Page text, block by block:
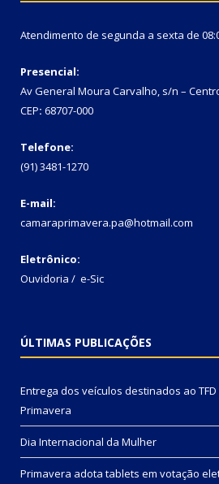
Atendimento de segunda a sexta de
Presencial:
Av General Moura Carvalho, s/n –
CEP: 68707-000
Telefone:
(91) 3481-1270
E-mail:
camaraprimavera.pa@hotmail.com
Eletrônico:
Ouvidoria / e-Sic
ÚLTIMAS PUBLICAÇÕES
Entrega dos veículos destinados ao
Primavera
Dia Internacional da Mulher
Primavera adota tablets em votação